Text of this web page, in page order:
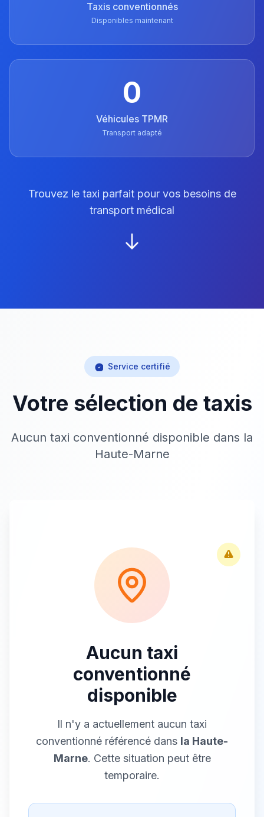
Taxis conventionnés
Disponibles maintenant
0
Véhicules TPMR
Transport adapté
Trouvez le taxi parfait pour vos besoins de
transport médical
Service certifié
Votre sélection de taxis
Aucun taxi conventionné disponible dans la
Haute-Marne
Aucun taxi
conventionné
disponible
Il n'y a actuellement aucun taxi
conventionné référencé dans la Haute-
Marne. Cette situation peut être
temporaire.